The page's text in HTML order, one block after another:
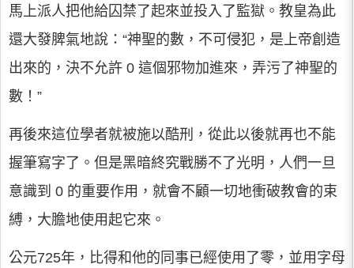
馬上派人把他給囚禁了起來並投入了監獄。教皇為此
還大發脾氣地說：“神聖的數，不可侵犯，是上帝創造
出來的，決不允許 0 這個邪物加進來，弄污了神聖的
數！”
再後來這位學者就被施以酷刑，從此以後就再也不能
握筆寫字了。但是黑暗終究戰勝不了光明，人們一旦
意識到 0 的重要作用，就會不顧一切地衝破教會的束
縛，大膽地使用起它來。
公元725年，比得和他的同事已經使用了零，並用字母